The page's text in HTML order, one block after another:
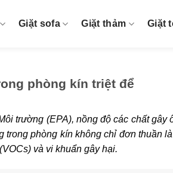
Giặt sofa Giặt thảm Giặt
phòng kín triệt để
trường (EPA), nồng độ các chất
trong phòng kín không chỉ đơn thuần
và vi khuẩn gây hại.